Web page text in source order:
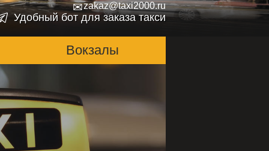
✉zakaz@taxi2000.ru
Удобный бот для заказа такси
Вокзалы